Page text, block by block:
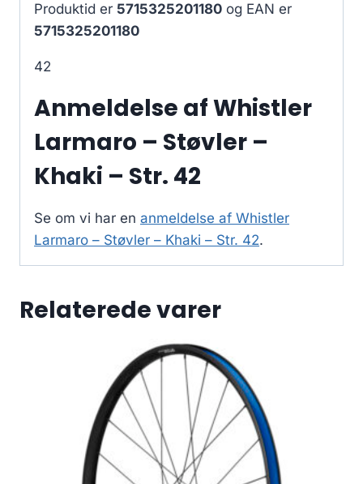
Produktid er 5715325201180 og EAN er
5715325201180
42
Anmeldelse af Whistler
Larmaro – Støvler –
Khaki – Str. 42
Se om vi har en anmeldelse af Whistler
Larmaro – Støvler – Khaki – Str. 42.
Relaterede varer